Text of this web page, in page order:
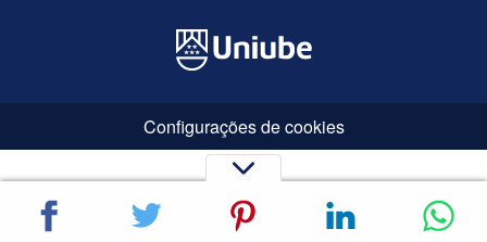
Configurações de cookies